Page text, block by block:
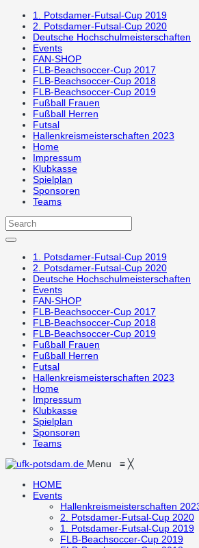
1. Potsdamer-Futsal-Cup 2019
2. Potsdamer-Futsal-Cup 2020
Deutsche Hochschulmeisterschaften
Events
FAN-SHOP
FLB-Beachsoccer-Cup 2017
FLB-Beachsoccer-Cup 2018
FLB-Beachsoccer-Cup 2019
Fußball Frauen
Fußball Herren
Futsal
Hallenkreismeisterschaften 2023
Home
Impressum
Klubkasse
Spielplan
Sponsoren
Teams
1. Potsdamer-Futsal-Cup 2019
2. Potsdamer-Futsal-Cup 2020
Deutsche Hochschulmeisterschaften
Events
FAN-SHOP
FLB-Beachsoccer-Cup 2017
FLB-Beachsoccer-Cup 2018
FLB-Beachsoccer-Cup 2019
Fußball Frauen
Fußball Herren
Futsal
Hallenkreismeisterschaften 2023
Home
Impressum
Klubkasse
Spielplan
Sponsoren
Teams
Menu ≡ ╳
HOME
Events
Hallenkreismeisterschaften
2. Potsdamer-Futsal-Cup 2020
1. Potsdamer-Futsal-Cup 2019
FLB-Beachsoccer-Cup 2019